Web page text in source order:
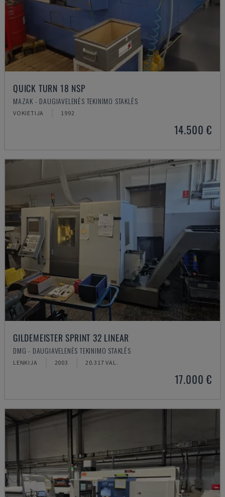
QUICK TURN 18 NSP
MAZAK - DAUGIAVELENĖS TEKINIMO STAKLĖS
VOKIETIJA 1992
14.500 €
GILDEMEISTER SPRINT 32 LINEAR
DMG - DAUGIAVELENĖS TEKINIMO STAKLĖS
LENKIJA 2003 20.317 VAL.
17.000 €